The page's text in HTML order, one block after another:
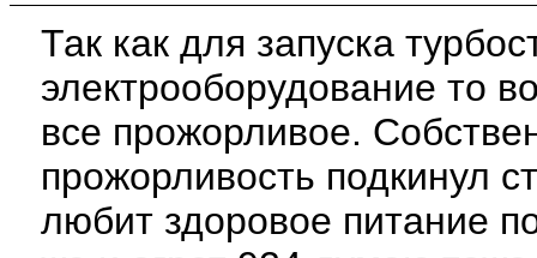
Так как для запуска
электрооборудование то
все прожорливое.
прожорливость подкинул
любит здоровое питание